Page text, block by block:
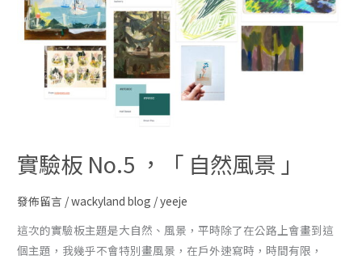
實驗板 No.5 ，「 自然風景 」
發佈留言 /wackyland blog /yeeje
這次的實驗板主題是大自然、風景，平時除了在公路上會畫到這
個主題，我幾乎不會特別畫風景，在戶外速寫時，時間有限，